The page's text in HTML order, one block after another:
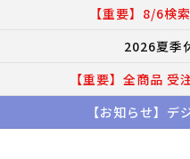
【重要】8/6検
2026夏季
【重要】全商品 受
【お知らせ】デ